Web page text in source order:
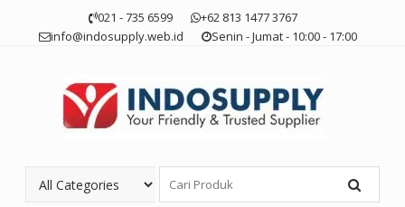
021 - 735 6599
+62 813 1477 3767
info@indosupply.web.id
Senin - Jumat - 10:00 - 17:00